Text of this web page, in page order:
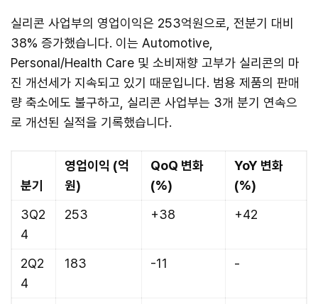
실리콘 사업부의 영업이익은 253억원으로, 전분기 대비
38% 증가했습니다. 이는 Automotive,
Personal/Health Care 및 소비재향 고부가 실리콘의 마
진 개선세가 지속되고 있기 때문입니다. 범용 제품의 판매
량 축소에도 불구하고, 실리콘 사업부는 3개 분기 연속으
로 개선된 실적을 기록했습니다.
분기
영업이익 (억
원)
QoQ 변화
(%)
YoY 변화
(%)
3Q2
4
253 +38 +42
2Q2
4
183 -11 -